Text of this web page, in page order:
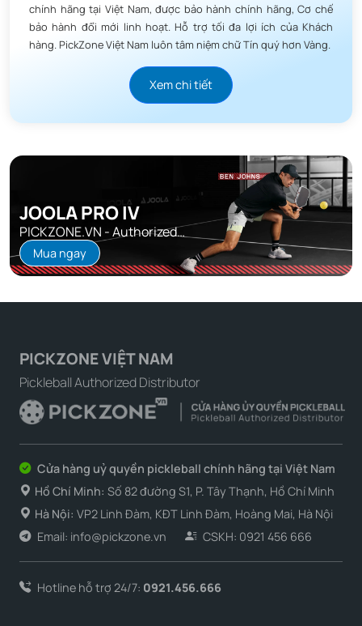
chính hãng tại Việt Nam, được bảo hành chính hãng, Cơ chế
bảo hành đổi mới linh hoạt. Hỗ trợ tối đa lợi ích của Khách
hàng. PickZone Việt Nam luôn tâm niệm chữ Tín quý hơn Vàng.
Xem chi tiết
JOOLA PRO IV
PICKZONE.VN - Authorized
Distributor
Mua ngay
PICKZONE VIỆT NAM
Pickleball Authorized Distributor
Cửa hàng uỷ quyền pickleball chính hãng tại Việt Nam
Hồ Chí Minh: Số 82 đường S1, P. Tây Thạnh, Hồ Chí Minh
Hà Nội: VP2 Linh Đàm, KĐT Linh Đàm, Hoàng Mai, Hà Nội
Email: info@pickzone.vn
CSKH: 0921 456 666
Hotline hỗ trợ 24/7: 0921.456.666